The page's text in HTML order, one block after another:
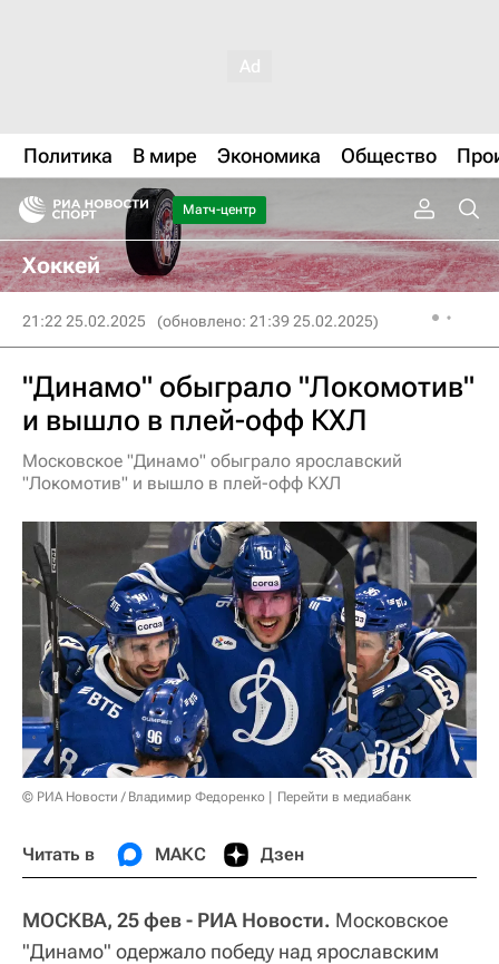
Политика В мире Экономика Общество
Матч-центр
Хоккей
21:22 25.02.2025 (обновлено: 21:39 25.02.2025)
"Динамо" обыграло "Локомотив"
и вышло в плей-офф КХЛ
Московское "Динамо" обыграло ярославский
"Локомотив" и вышло в плей-офф КХЛ
© РИА Новости / Владимир Федоренко Перейти в медиабанк
Читать в МАКС Дзен
МОСКВА, 25 фев - РИА Новости. Московское
"Динамо" одержало победу над ярославским